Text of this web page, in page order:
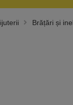
Brățări și